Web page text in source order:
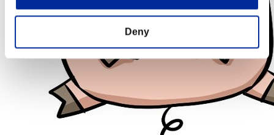
Deny